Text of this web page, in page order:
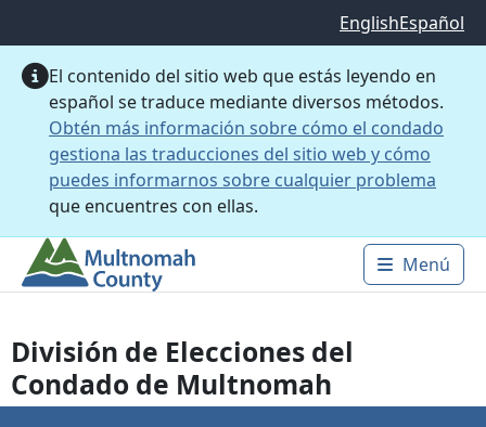
EnglishEspañol
El contenido del sitio web que estás leyendo en
español se traduce mediante diversos métodos.
Obtén más información sobre cómo el condado
gestiona las traducciones del sitio web y cómo
puedes informarnos sobre cualquier problema
que encuentres con ellas.
Main
Menú
División de Elecciones del
Condado de Multnomah